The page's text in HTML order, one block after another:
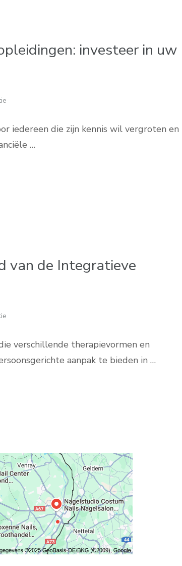
investeer in uw
iedereen die zijn kennis wil vergroten en
…
van de Integratieve
verschillende therapievormen en
aanpak te bieden in …